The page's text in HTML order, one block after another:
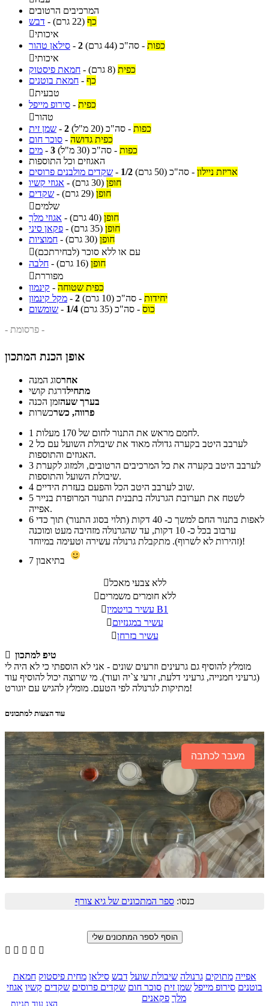
המרכיבים הרטובים
דבש - כף (22 גרם)
איכותי
סילאן טהור - 2 כפות - סה"כ (44 גרם)
איכותי
חמאת פיסטוק - כפית (8 גרם)
חמאת בוטנים - כף
טבעית
סירופ מייפל - כפית
טהור
שמן זית - 2 כפות - סה"כ (20 מ"ל)
סוכר חום - כפית גדושה
מים - 3 כפות - סה"כ (30 מ"ל)
האגוזים וכל התוספות
שקדים מולבנים פרוסים - 1/2 אריזת ניילון - סה"כ (50 גרם)
אגוזי קשיו - חופן (30 גרם)
שקדים - חופן (29 גרם)
שלמים
אגוזי מלך - חופן (40 גרם)
פקאן סיני - חופן (35 גרם)
חמוציות - חופן (30 גרם)
עם או ללא סוכר (לבחירתכם)
חלבה - חופן (16 גרם)
מפוררת
קינמון - כפית שטוחה
מקל קינמון - 2 יחידות - סה"כ (10 גרם)
שומשום - 1/4 כוס - סה"כ (35 גרם)
- פרסומת -
אופן הכנת המתכון
אחרסוג המנה
מתחילדרגת קושי
בערך שעהזמן הכנה
פרווה, כשרכשרות
1
לחמם מראש את התנור לחום של 170 מעלות.
2
האגוזים והתוספות.
3
שיבולת השועל והתוספות.
4
שוב לערבב היטב הכל והפעם בעזרת הידיים.
5
אפייה.
6
ערבוב בכל כ- 10 דקות, עד שהגרנולה מזהיבה מעט ומוכנה
(זהירות לא לשרוף). מתקבלת גרנולה עשירה וטעימה במיוחד!
7
ללא צבעי מאכל
ללא חומרים משמרים

עשיר בויטמין B1
עשיר במגנזיום
עשיר בזרחן
 טיפ למתכון
מומלץ להוסיף גם גרעינים וזרעים שונים - אני לא הוספתי כי לא היה לי
(גרעיני חמנייה, גרעיני דלעת, זרעי צ`יה ועוד). מי שרוצה יכול להוסיף עוד
מתיקות לגרנולה לפי הטעם. מומלץ להגיש עם יוגורט!
עוד הצעות למתכונים
מעבר לכתבה
כנסו:ספר המתכונים של גיא צורף
    
אפייה מתוקים גרנולה שיבולת שועל דבש סילאן מחית פיסטוק חמאת
בוטנים סירופ מייפל שמן זית סוכר חום שקדים פרוסים שקדים קשיו אגוזי
מלך פקאנים
הצג עוד תגיות